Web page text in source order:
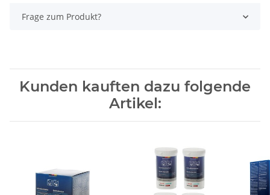
Frage zum Produkt?
Kunden kauften dazu folgende
Artikel: